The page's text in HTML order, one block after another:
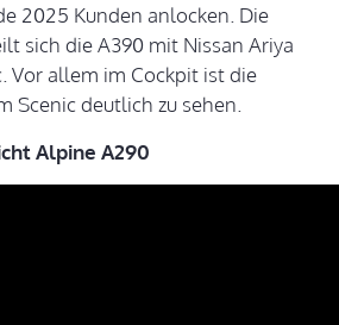
2025 Kunden anlocken. Die
sich die A390 mit Nissan Ariya
Vor allem im Cockpit ist die
Scenic deutlich zu sehen.
Alpine A290